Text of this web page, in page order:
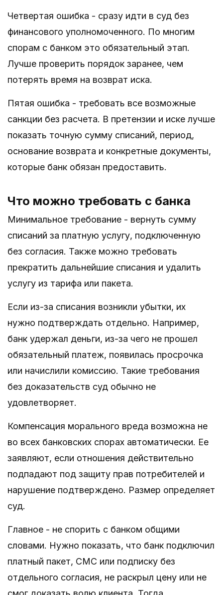
Четвертая ошибка - сразу идти в суд без
финансового уполномоченного. По многим
спорам с банком это обязательный этап.
Лучше проверить порядок заранее, чем
потерять время на возврат иска.
Пятая ошибка - требовать все возможные
санкции без расчета. В претензии и иске лучше
показать точную сумму списаний, период,
основание возврата и конкретные документы,
которые банк обязан предоставить.
Что можно требовать с банка
Минимальное требование - вернуть сумму
списаний за платную услугу, подключенную
без согласия. Также можно требовать
прекратить дальнейшие списания и удалить
услугу из тарифа или пакета.
Если из-за списания возникли убытки, их
нужно подтверждать отдельно. Например,
банк удержал деньги, из-за чего не прошел
обязательный платеж, появилась просрочка
или начислили комиссию. Такие требования
без доказательств суд обычно не
удовлетворяет.
Компенсация морального вреда возможна не
во всех банковских спорах автоматически. Ее
заявляют, если отношения действительно
подпадают под защиту прав потребителей и
нарушение подтверждено. Размер определяет
суд.
Главное - не спорить с банком общими
словами. Нужно показать, что банк подключил
платный пакет, СМС или подписку без
отдельного согласия, не раскрыл цену или не